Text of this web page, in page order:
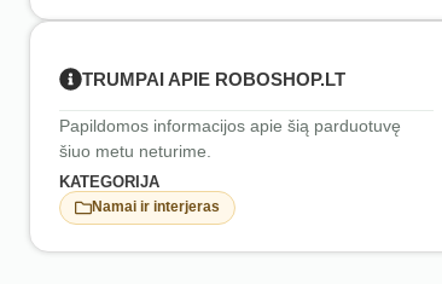
TRUMPAI APIE ROBOSHOP.LT
Papildomos informacijos apie šią parduotuvę
šiuo metu neturime.
KATEGORIJA
Namai ir interjeras